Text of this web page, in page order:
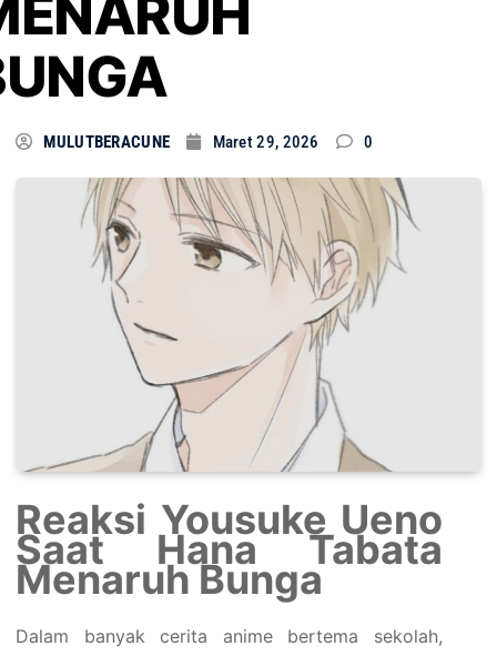
MULUTBERACUNE Maret 29, 2026 0
Reaksi Yousuke Ueno
Saat Hana Tabata
Menaruh Bunga
Dalam banyak cerita anime bertema sekolah,